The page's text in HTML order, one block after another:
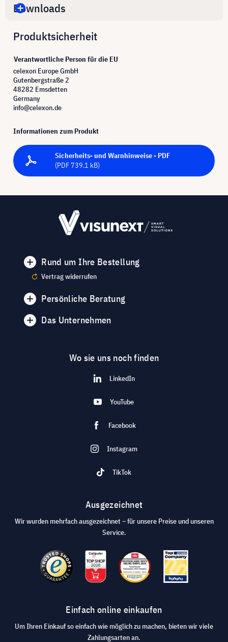
Downloads
Produktsicherheit
Verantwortliche Person für die EU
celexon Europe GmbH
Gutenbergstraße 2
48282 Emsdetten
Germany
info@celexon.de
Informationen zum Produkt
Sicherheits- und Warnhinweise - PDF
(PDF 739.1 kB)
Rund um Ihre Bestellung
Vertrag widerrufen
Persönliche Beratung
Das Unternehmen
Wo sie uns noch finden
LinkedIn
YouTube
Facebook
Instagram
TikTok
Ausgezeichnet
Wir wurden mehrfach ausgezeichnet – für unsere Preise und unseren
Service.
Einfach online einkaufen
Um Ihren Einkauf so einfach wie möglich zu machen, bieten wir viele
Zahlungsarten an.